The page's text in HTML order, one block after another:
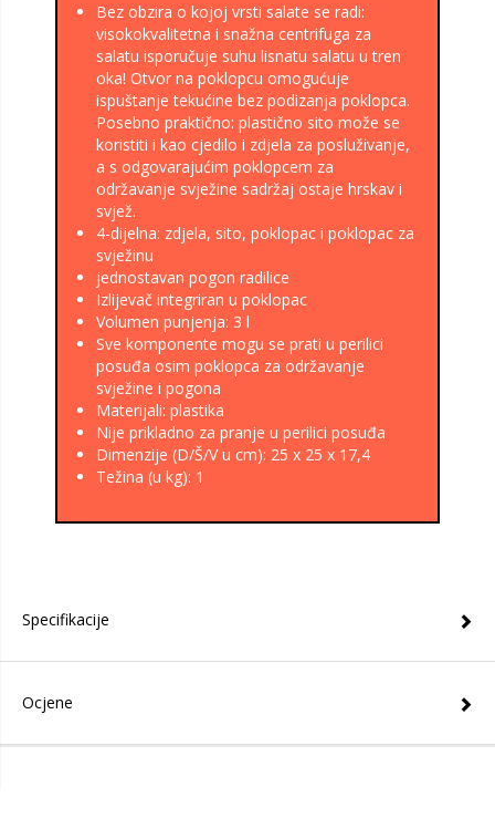
Bez obzira o kojoj vrsti salate se radi:
visokokvalitetna i snažna centrifuga za
salatu isporučuje suhu lisnatu salatu u tren
oka! Otvor na poklopcu omogućuje
ispuštanje tekućine bez podizanja poklopca.
Posebno praktično: plastično sito može se
koristiti i kao cjedilo i zdjela za posluživanje,
a s odgovarajućim poklopcem za
održavanje svježine sadržaj ostaje hrskav i
svjež.
4-dijelna: zdjela, sito, poklopac i poklopac za
svježinu
jednostavan pogon radilice
Izlijevač integriran u poklopac
Volumen punjenja: 3 l
Sve komponente mogu se prati u perilici
posuđa osim poklopca za održavanje
svježine i pogona
Materijali: plastika
Nije prikladno za pranje u perilici posuđa
Dimenzije (D/Š/V u cm): 25 x 25 x 17,4
Težina (u kg): 1
Specifikacije
Ocjene